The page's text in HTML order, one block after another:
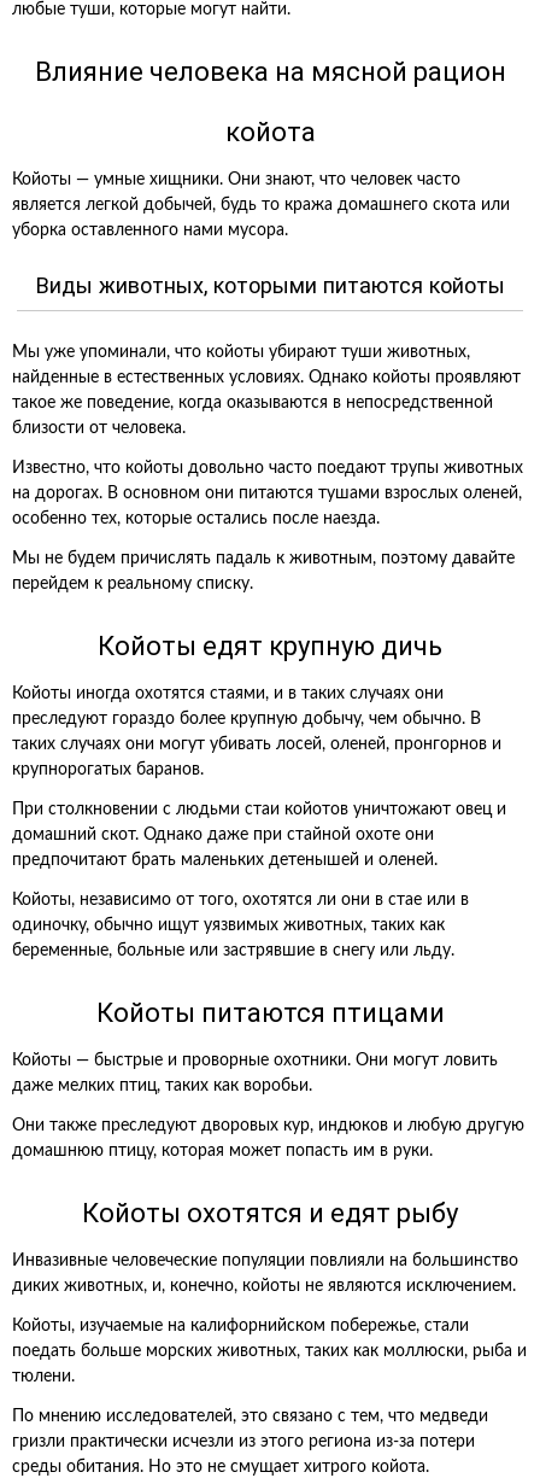
любые туши, которые могут найти.
Влияние человека на мясной рацион
койота
Койоты — умные хищники. Они знают, что человек часто
является легкой добычей, будь то кража домашнего скота или
уборка оставленного нами мусора.
Виды животных, которыми питаются койоты
Мы уже упоминали, что койоты убирают туши животных,
найденные в естественных условиях. Однако койоты проявляют
такое же поведение, когда оказываются в непосредственной
близости от человека.
Известно, что койоты довольно часто поедают трупы животных
на дорогах. В основном они питаются тушами взрослых оленей,
особенно тех, которые остались после наезда.
Мы не будем причислять падаль к животным, поэтому давайте
перейдем к реальному списку.
Койоты едят крупную дичь
Койоты иногда охотятся стаями, и в таких случаях они
преследуют гораздо более крупную добычу, чем обычно. В
таких случаях они могут убивать лосей, оленей, пронгорнов и
крупнорогатых баранов.
При столкновении с людьми стаи койотов уничтожают овец и
домашний скот. Однако даже при стайной охоте они
предпочитают брать маленьких детенышей и оленей.
Койоты, независимо от того, охотятся ли они в стае или в
одиночку, обычно ищут уязвимых животных, таких как
беременные, больные или застрявшие в снегу или льду.
Койоты питаются птицами
Койоты — быстрые и проворные охотники. Они могут ловить
даже мелких птиц, таких как воробьи.
Они также преследуют дворовых кур, индюков и любую другую
домашнюю птицу, которая может попасть им в руки.
Койоты охотятся и едят рыбу
Инвазивные человеческие популяции повлияли на большинство
диких животных, и, конечно, койоты не являются исключением.
Койоты, изучаемые на калифорнийском побережье, стали
поедать больше морских животных, таких как моллюски, рыба и
тюлени.
По мнению исследователей, это связано с тем, что медведи
гризли практически исчезли из этого региона из-за потери
среды обитания. Но это не смущает хитрого койота.